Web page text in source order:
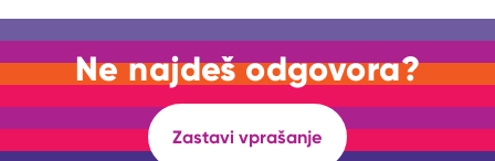
Ne najdeš odgovora?
Zastavi vprašanje